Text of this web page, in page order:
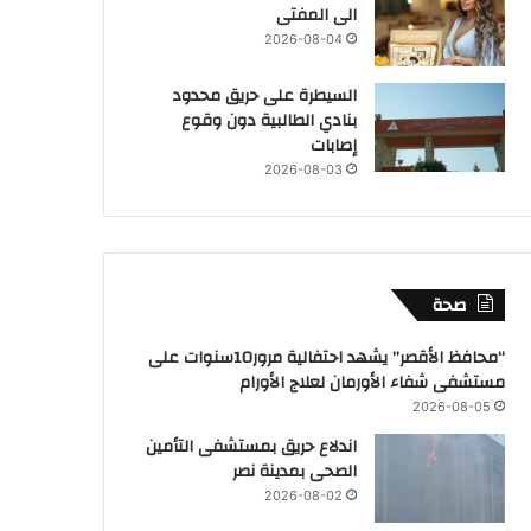
الى المفتى
2026-08-04
السيطرة على حريق محدود
بنادي الطالبية دون وقوع
إصابات
2026-08-03
صحة
“محافظ الأقصر” يشهد احتفالية مرور10سنوات على
مستشفى شفاء الأورمان لعلاج الأورام
2026-08-05
اندلاع حريق بمستشفى التأمين
الصحى بمدينة نصر
2026-08-02